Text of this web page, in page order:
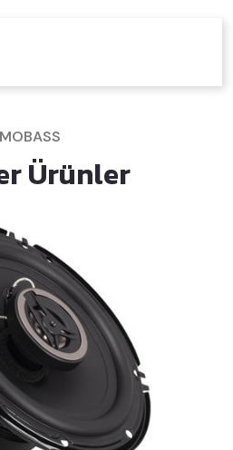
MOBASS
Ürünler